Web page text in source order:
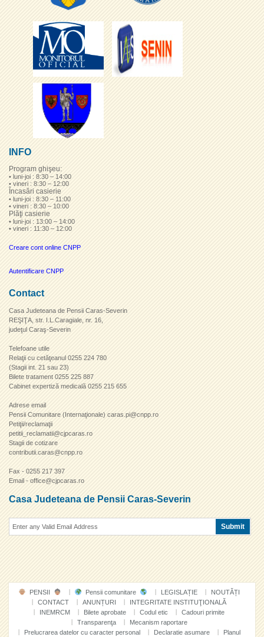
INFO
Program ghişeu:
• luni-joi : 8:30 – 14:00
• vineri : 8:30 – 12:00
Încasări casierie
• luni-joi : 8:30 – 11:00
• vineri : 8:30 – 10:00
Plăţi casierie
• luni-joi : 13:00 – 14:00
• vineri : 11:30 – 12:00
Creare cont online CNPP
Autentificare CNPP
Contact
Casa Judeteana de Pensii Caras-Severin
REŞIŢA, str. I.L.Caragiale, nr. 16,
judeţul Caraş-Severin
Telefoane utile
Relaţii cu cetăţeanul 0255 224 780
(Stagii int. 21 sau 23)
Bilete tratament 0255 225 887
Cabinet expertiză medicală 0255 215 655
Adrese email
Pensii Comunitare (Internaţionale) caras.pi@cnpp.ro
Petiţii/reclamaţii
petitii_reclamatii@cjpcaras.ro
Stagii de cotizare
contributii.caras@cnpp.ro
Fax - 0255 217 397
Email - office@cjpcaras.ro
Casa Judeteana de Pensii Caras-Severin
PENSII Pensii comunitare LEGISLAȚIE
NOUTĂȚI
CONTACT
ANUNȚURI
INTEGRITATE INSTITUŢIONALĂ
INEMRCM
Bilete aprobate Codul etic
Cadouri primite
Transparenţa
Mecanism raportare
Prelucrarea datelor cu caracter personal
Declaratie asumare Planul